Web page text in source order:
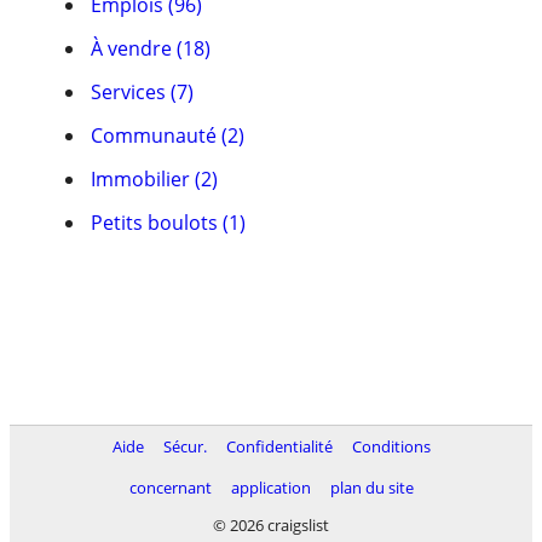
À vendre (18)
Services (7)
Communauté (2)
Immobilier (2)
Petits boulots (1)
Aide Sécur. Confidentialité
Conditions
concernant
application
plan du site
© 2026 craigslist